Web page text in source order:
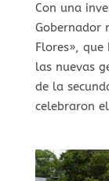
Con una
Gobernador
Flores»,
las nuevas
de la
celebraron